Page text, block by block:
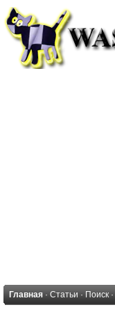
Главная · Статьи · Поиск ·